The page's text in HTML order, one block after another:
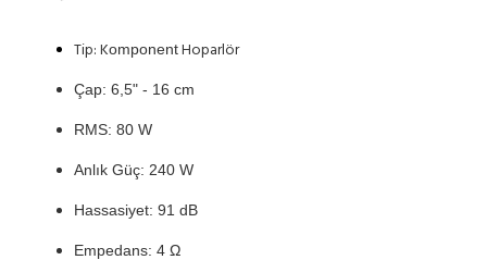
Tip: KomponentHoparlör
Çap: 6,5" - 16 cm
RMS: 80 W
Anlık Güç: 240 W
Hassasiyet: 91 dB
Empedans: 4 Ω